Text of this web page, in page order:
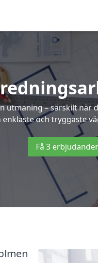
utmaning – särskilt
och tryggaste
Få 3